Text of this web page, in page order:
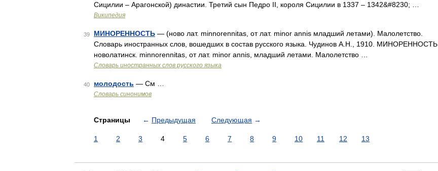
Сицилии – Арагонской) династии. Третий сын Педро II, короля Сицилии в 1337 – 1342&#8230; …
Википедия
39 МИНОРЕННОСТЬ — (ново лат. minnorennitas, от лат. minor annis младший летами). Малолетство.
Словарь иностранных слов, вошедших в состав русского языка. Чудинов А.Н., 1910. МИНОРЕННОСТЬ
новолатинск. minnorennitas, от лат. minor annis, младший летами. Малолетство …
Словарь иностранных слов русского языка
40 молодость — См …
Словарь синонимов
Страницы ← Предыдущая Следующая →
1 2 3 4 5 6 7 8 9 10 11 12 13